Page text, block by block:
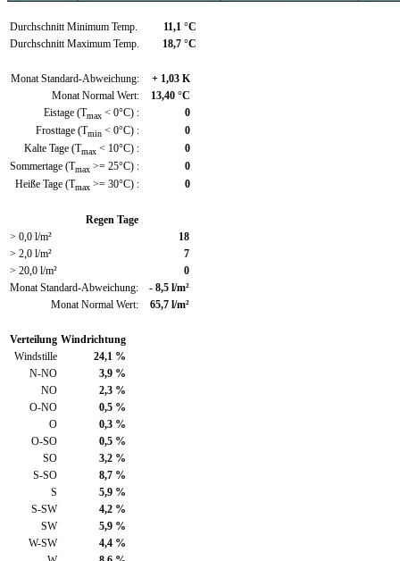
Durchschnitt Minimum Temp.
11,1 °C
Durchschnitt Maximum Temp.
18,7 °C
Monat Standard-Abweichung:
+ 1,03 K
Monat Normal Wert:
13,40 °C
Eistage (Tmax < 0°C) :
0
Frosttage (Tmin < 0°C) :
0
Kalte Tage (Tmax < 10°C) :
0
Sommertage (Tmax >= 25°C) :
0
Heiße Tage (Tmax >= 30°C) : 0
Regen Tage
> 0,0 l/m²
18
> 2,0 l/m²
7
> 20,0 l/m²
0
Monat Standard-Abweichung:
- 8,5 l/m²
Monat Normal Wert:
65,7 l/m²
Verteilung Windrichtung
Windstille
24,1 %
N-NO
3,9 %
NO
2,3 %
O-NO
0,5 %
O
0,3 %
O-SO
0,5 %
SO
3,2 %
S-SO
8,7 %
S
5,9 %
S-SW
4,2 %
SW
5,9 %
W-SW
4,4 %